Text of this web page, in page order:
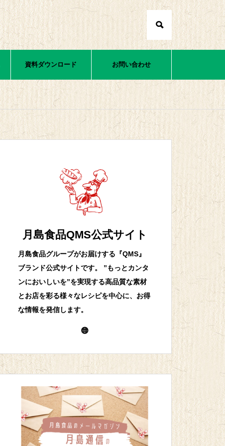
資料ダウンロード お問い合わせ
月島食品QMS公式サイト
月島食品グループがお届けする『QMS』
ブランド公式サイトです。 ”もっとカンタ
ンにおいしいを”を実現する高品質な素材
とお店を彩る様々なレシピを中心に、お得
な情報を発信します。